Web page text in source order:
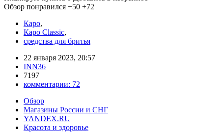
Обзор понравился +50 +72
Каро,
Каро Classic,
средства для бритья
22 января 2023, 20:57
INN36
7197
комментарии: 72
Обзор
Магазины России и СНГ
YANDEX.RU
Красота и здоровье